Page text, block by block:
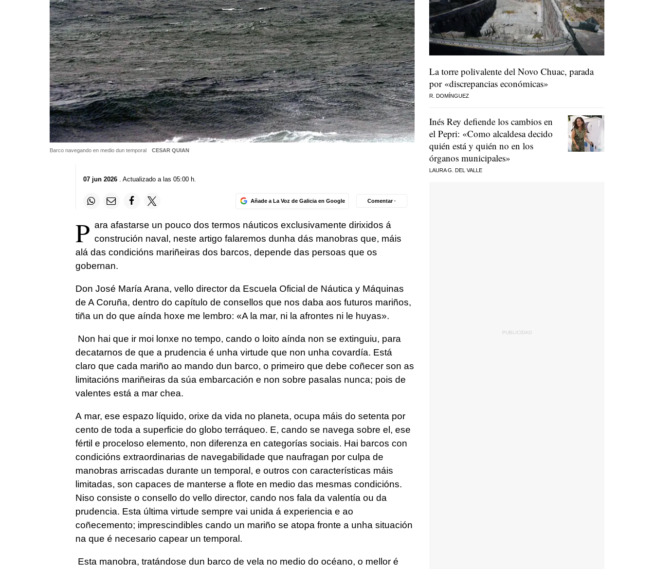
Barco navegando en medio dun temporal CESAR QUIAN
07 jun 2026. Actualizado a las 05:00 h.
Añade a La Voz de Galicia en Google Comentar ·
P ara afastarse un pouco dos termos náuticos exclusivamente dirixidos á
construción naval, neste artigo falaremos dunha dás manobras que, máis
alá das condicións mariñeiras dos barcos, depende das persoas que os
gobernan.
Don José María Arana, vello director da Escuela Oficial de Náutica y Máquinas
de A Coruña, dentro do capítulo de consellos que nos daba aos futuros mariños,
tiña un do que aínda hoxe me lembro: «A la mar, ni la afrontes ni le huyas».
Non hai que ir moi lonxe no tempo, cando o loito aínda non se extinguiu, para
decatarnos de que a prudencia é unha virtude que non unha covardía. Está
claro que cada mariño ao mando dun barco, o primeiro que debe coñecer son as
limitacións mariñeiras da súa embarcación e non sobre pasalas nunca; pois de
valentes está a mar chea.
Amar, ese espazo líquido, orixe da vida no planeta, ocupa máis do setenta por
cento de toda a superficie do globo terráqueo. E, cando se navega sobre el, ese
fértil e proceloso elemento, non diferenza en categorías sociais. Hai barcos con
condicións extraordinarias de navegabilidade que naufragan por culpa de
manobras arriscadas durante un temporal, e outros con características máis
limitadas, son capaces de manterse a flote en medio das mesmas condicións.
Niso consiste o consello do vello director, cando nos fala da valentía ou da
prudencia. Esta última virtude sempre vai unida á experiencia e ao
coñecemento; imprescindibles cando un mariño se atopa fronte a unha situación
na que é necesario capear un temporal.
Esta manobra, tratándose dun barco de vela no medio do océano, o mellor é
La torre polivalente del Novo Chuac, parada
por «discrepancias económicas»
R. DOMÍNGUEZ
Inés Rey defiende los cambios en
el Pepri: «Como alcaldesa decido
quién está y quién no en los
órganos municipales»
LAURA G. DEL VALLE